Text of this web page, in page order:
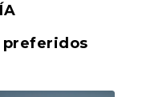
preferidos